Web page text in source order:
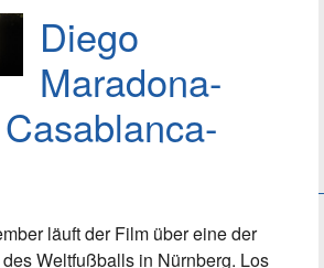
Diego
Maradona-
läuft der Film über eine der
Weltfußballs in Nürnberg. Los